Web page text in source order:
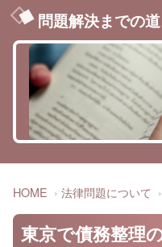
問題解決までの道
HOME 法律問題について
東京で債務整理